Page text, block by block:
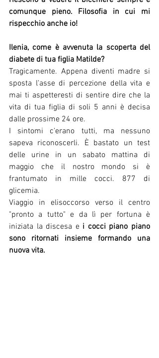
comunque pieno. Filosofia in cui mi
rispecchio anche io!
Ilenia, come è avvenuta la scoperta del
diabete di tua figlia Matilde?
Tragicamente. Appena diventi madre si
sposta l'asse di percezione della vita e
mai ti aspetteresti di sentire dire che la
vita di tua figlia di soli 5 anni è decisa
dalle prossime 24 ore.
I sintomi c'erano tutti, ma nessuno
sapeva riconoscerli. È bastato un test
delle urine in un sabato mattina di
maggio che il nostro mondo si è
frantumato in mille cocci. 877 di
glicemia.
Viaggio in elisoccorso verso il centro
"pronto a tutto" e da lì per fortuna è
iniziata la discesa e i cocci piano piano
sono ritornati insieme formando una
nuova vita.